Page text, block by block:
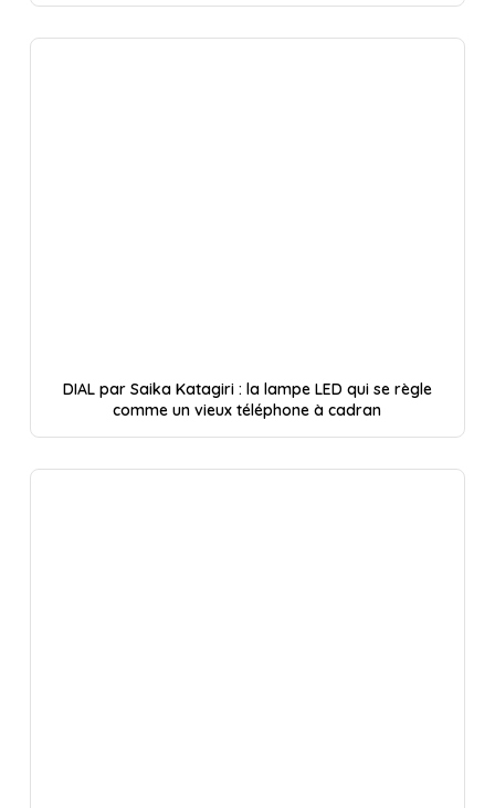
DIAL par Saika Katagiri : la lampe LED qui se règle
comme un vieux téléphone à cadran